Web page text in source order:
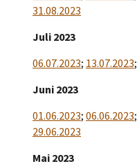
31.08.2023
Juli 2023
06.07.2023; 13.07.2023;
Juni 2023
01.06.2023; 06.06.2023;
29.06.2023
Mai 2023